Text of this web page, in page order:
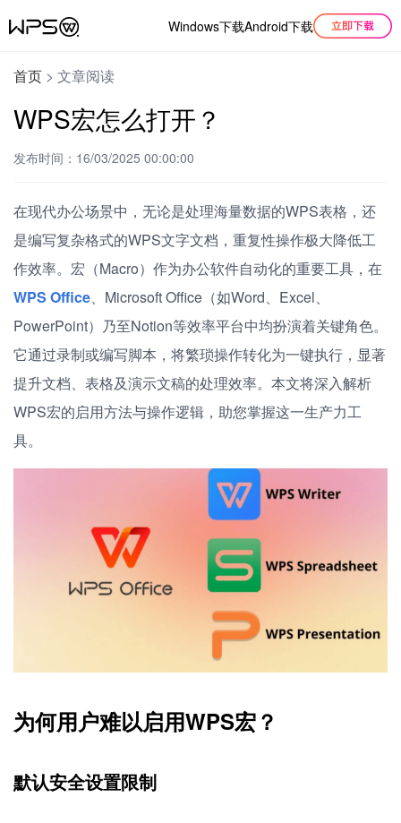
Windows下载Android下载
首页 > 文章阅读
WPS宏怎么打开？
发布时间：16/03/2025 00:00:00
在现代办公场景中，无论是处理海量数据的WPS表格，还
是编写复杂格式的WPS文字文档，重复性操作极大降低工
作效率。宏（Macro）作为办公软件自动化的重要工具，在
WPS Office、Microsoft Office（如Word、Excel、
PowerPoint）乃至Notion等效率平台中均扮演着关键角色。
它通过录制或编写脚本，将繁琐操作转化为一键执行，显著
提升文档、表格及演示文稿的处理效率。本文将深入解析
WPS宏的启用方法与操作逻辑，助您掌握这一生产力工
具。
为何用户难以启用WPS宏？
默认安全设置限制